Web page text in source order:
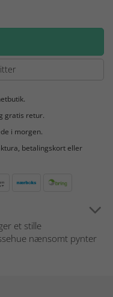
gratis retur.
i morgen.
betalingskort eller
et stille
nænsomt pynter